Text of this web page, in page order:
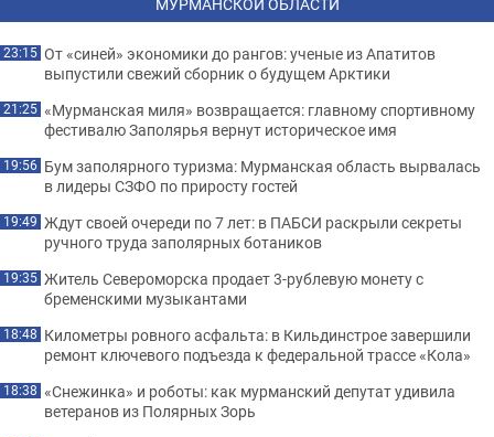
23:15 От «синей» экономики до рангов: ученые из Апатитов
выпустили свежий сборник о будущем Арктики
21:25 «Мурманская миля» возвращается: главному спортивному
фестивалю Заполярья вернут историческое имя
19:56 Бум заполярного туризма: Мурманская область вырвалась
в лидеры СЗФО по приросту гостей
19:49 Ждут своей очереди по 7 лет: в ПАБСИ раскрыли секреты
ручного труда заполярных ботаников
19:35 Житель Североморска продает 3-рублевую монету с
бременскими музыкантами
18:48 Километры ровного асфальта: в Кильдинстрое завершили
ремонт ключевого подъезда к федеральной трассе «Кола»
18:38 «Снежинка» и роботы: как мурманский депутат удивила
ветеранов из Полярных Зорь